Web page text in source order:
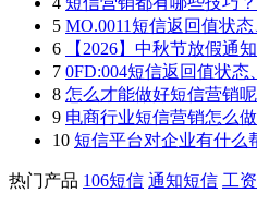
5 MO.0011短信返回值状
6
【2026】中秋节放假通知
7 0FD:004短信返回值状
8 怎么才能做好短信营销呢
9 电商行业短信营销怎么做
10 短信平台对企业有什么
热门产品 106短信 通知短信 工